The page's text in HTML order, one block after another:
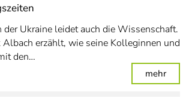
der Ukraine leidet auch die Wissenschaft.
erzählt, wie seine Kolleginnen und
den…
mehr: